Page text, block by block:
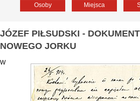
Osoby Miejsca
JÓZEF PIŁSUDSKI -
NOWEGO JORKU
W